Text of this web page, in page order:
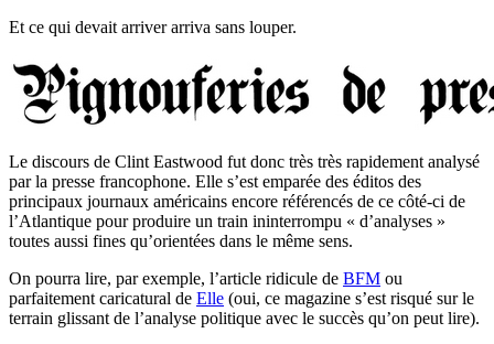
Et ce qui devait arriver arriva sans louper.
Le discours de Clint Eastwood fut donc très très rapidement analysé
par la presse francophone. Elle s’est emparée des éditos des
principaux journaux américains encore référencés de ce côté-ci de
l’Atlantique pour produire un train ininterrompu « d’analyses »
toutes aussi fines qu’orientées dans le même sens.
On pourra lire, par exemple, l’article ridicule de BFM ou
parfaitement caricatural de Elle (oui, ce magazine s’est risqué sur le
terrain glissant de l’analyse politique avec le succès qu’on peut lire).